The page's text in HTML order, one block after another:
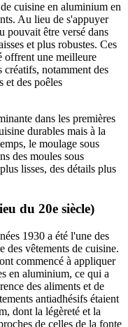
cuisine en aluminium en
Au lieu de s'appuyer
pouvait être versé dans
et plus robustes. Ces
offrent une meilleure
créatifs, notamment des
et des poêles
dans les premières
durables mais à la
le moulage sous
des moules sous
lisses, des détails plus
du 20e siècle)
1930 a été l'une des
des vêtements de cuisine.
commencé à appliquer
en aluminium, ce qui a
des aliments et de
antiadhésifs étaient
dont la légèreté et la
de celles de la fonte